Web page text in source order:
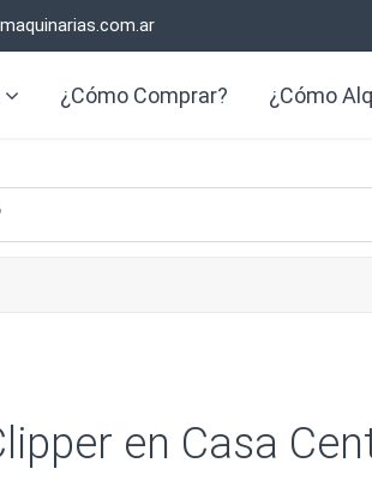
¿Cómo Comprar? ¿Cómo
en Casa